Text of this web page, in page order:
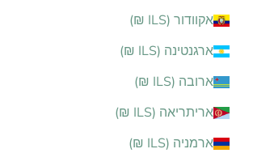
אקוודור (ILS ₪)
ארגנטינה (ILS ₪)
ארובה (ILS ₪)
אריתריאה (ILS ₪)
ארמניה (ILS ₪)